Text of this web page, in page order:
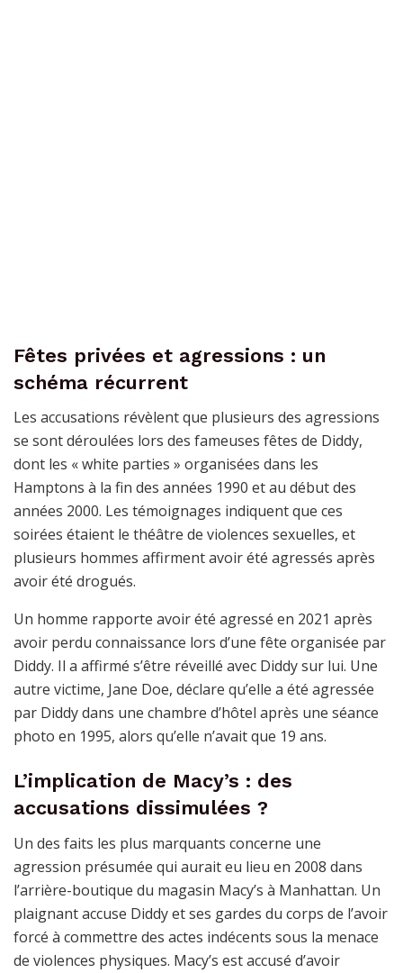
Fêtes privées et agressions : un
schéma récurrent
Les accusations révèlent que plusieurs des agressions
se sont déroulées lors des fameuses fêtes de Diddy,
dont les « white parties » organisées dans les
Hamptons à la fin des années 1990 et au début des
années 2000. Les témoignages indiquent que ces
soirées étaient le théâtre de violences sexuelles, et
plusieurs hommes affirment avoir été agressés après
avoir été drogués.
Un homme rapporte avoir été agressé en 2021 après
avoir perdu connaissance lors d’une fête organisée par
Diddy. Il a affirmé s’être réveillé avec Diddy sur lui. Une
autre victime, Jane Doe, déclare qu’elle a été agressée
par Diddy dans une chambre d’hôtel après une séance
photo en 1995, alors qu’elle n’avait que 19 ans.
L’implication de Macy’s : des
accusations dissimulées ?
Un des faits les plus marquants concerne une
agression présumée qui aurait eu lieu en 2008 dans
l’arrière-boutique du magasin Macy’s à Manhattan. Un
plaignant accuse Diddy et ses gardes du corps de l’avoir
forcé à commettre des actes indécents sous la menace
de violences physiques. Macy’s est accusé d’avoir